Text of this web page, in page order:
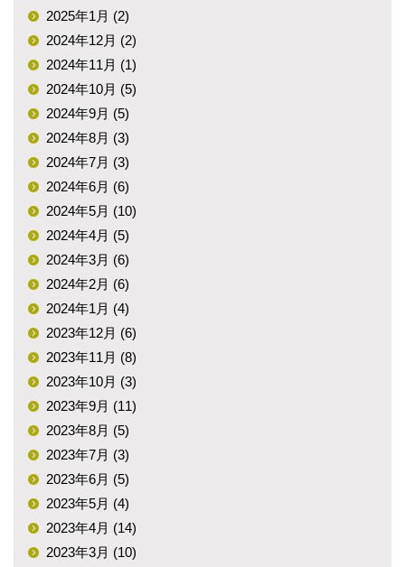
2025年1月 (2)
2024年12月 (2)
2024年11月 (1)
2024年10月 (5)
2024年9月 (5)
2024年8月 (3)
2024年7月 (3)
2024年6月 (6)
2024年5月 (10)
2024年4月 (5)
2024年3月 (6)
2024年2月 (6)
2024年1月 (4)
2023年12月 (6)
2023年11月 (8)
2023年10月 (3)
2023年9月 (11)
2023年8月 (5)
2023年7月 (3)
2023年6月 (5)
2023年5月 (4)
2023年4月 (14)
2023年3月 (10)